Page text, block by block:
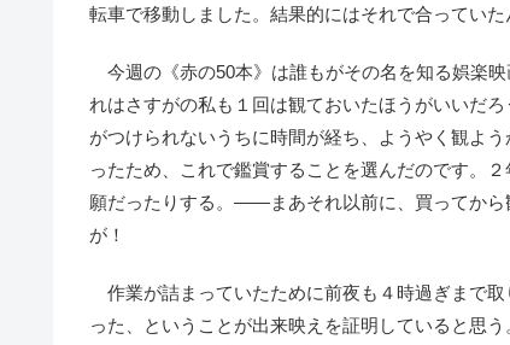
転車で移動しました。結果的にはそれで合ってい
今週の《赤の50本》は誰もがその名を知る娯楽
れはさすがの私も１回は観ておいたほうがいいだ
がつけられないうちに時間が経ち、ようやく観よ
ったため、これで鑑賞することを選んだのです。
願だったりする。――まあそれ以前に、買ってから
が！
作業が詰まっていたために前夜も４時過ぎまで
った、ということが出来映えを証明していると思